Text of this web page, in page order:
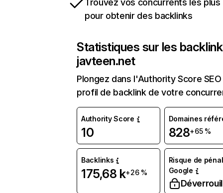
Trouvez vos concurrents les
pour obtenir des backlinks
Statistiques sur les
javteen.net
Plongez dans l'Authority Score
profil de backlink de votre
Authority Score
10
Domaines
828+65 %
Backlinks
175,68 k+26 %
Risque de
Google